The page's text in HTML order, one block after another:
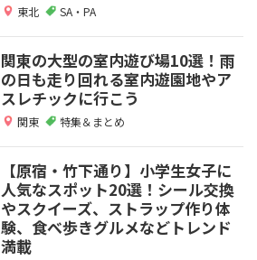
東北 SA・PA
関東の大型の室内遊び場10選！雨
の日も走り回れる室内遊園地やア
スレチックに行こう
関東 特集＆まとめ
【原宿・竹下通り】小学生女子に
人気なスポット20選！シール交換
やスクイーズ、ストラップ作り体
験、食べ歩きグルメなどトレンド
満載